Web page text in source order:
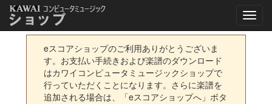
eスコアショップのご利用ありがとうございま
す。お支払い手続きおよび楽譜のダウンロード
はカワイコンピュータミュージックショップで
行っていただくことになります。さらに楽譜を
追加される場合は、「eスコアショップへ」ボタ